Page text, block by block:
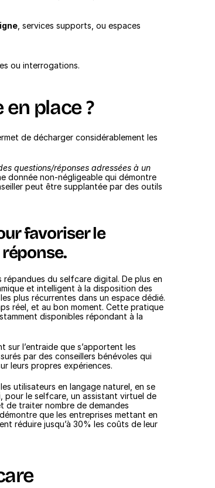
, services supports, ou espaces
ou interrogations.
place ?
de décharger considérablement les
questions/réponses adressées à un
donnée non-négligeable qui démontre
peut être supplantée par des outils
favoriser le
du selfcare digital. De plus en
et intelligent à la disposition des
plus récurrentes dans un espace dédié.
réel, et au bon moment. Cette pratique
disponibles répondant à la
sur l’entraide que s’apportent les
par des conseillers bénévoles qui
leurs propres expériences.
utilisateurs en langage naturel, en se
pour le selfcare, un assistant virtuel de
de traiter nombre de demandes
que les entreprises mettant en
réduire jusqu’à 30% les coûts de leur